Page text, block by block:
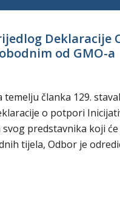
Deklaracije
od GMO-a
temelju članka 129.
o potpori
svog predstavnika koji
tijela, Odbor je